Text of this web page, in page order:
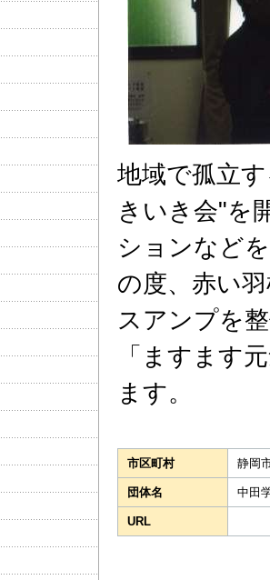
地域で孤立
きいき会"を
ションなど
の度、赤い
スアンプを
「ますます
ます。
市区町村 静岡
団体名 中田
URL